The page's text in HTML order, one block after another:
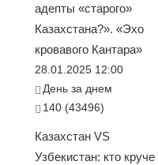
адепты «старого»
Казахстана?». «Эхо
кровавого Кантара»
28.01.2025 12:00
День за днем
140 (43496)
Казахстан VS
Узбекистан: кто круче